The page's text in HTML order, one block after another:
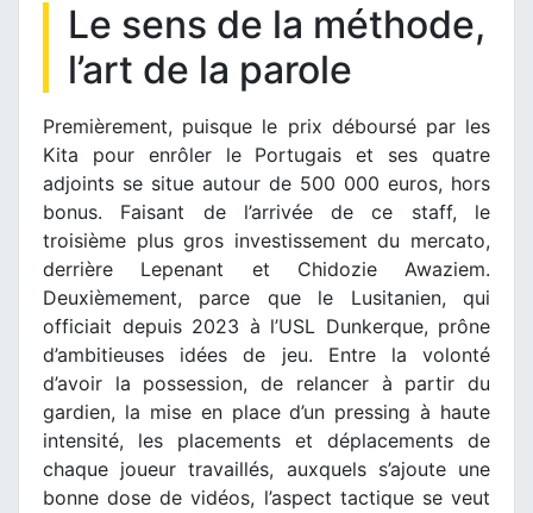
Le sens de la méthode,
l’art de la parole
Premièrement, puisque le prix déboursé par les
Kita pour enrôler le Portugais et ses quatre
adjoints se situe autour de 500 000 euros, hors
bonus. Faisant de l’arrivée de ce staff, le
troisième plus gros investissement du mercato,
derrière Lepenant et Chidozie Awaziem.
Deuxièmement, parce que le Lusitanien, qui
officiait depuis 2023 à l’USL Dunkerque, prône
d’ambitieuses idées de jeu. Entre la volonté
d’avoir la possession, de relancer à partir du
gardien, la mise en place d’un pressing à haute
intensité, les placements et déplacements de
chaque joueur travaillés, auxquels s’ajoute une
bonne dose de vidéos, l’aspect tactique se veut